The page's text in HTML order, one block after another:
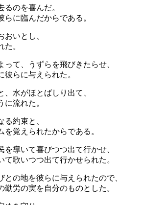
るのを喜んだ。
に臨んだからである。
おいとし、
。
って、うずらを飛びきたらせ、
彼らに与えられた。
、水がほとばしり出て、
に流れた。
る約束と、
を覚えられたからである。
を導いて喜びつつ出て行かせ、
て歌いつつ出て行かせられた。
との地を彼らに与えられたので、
勤労の実を自分のものとした。